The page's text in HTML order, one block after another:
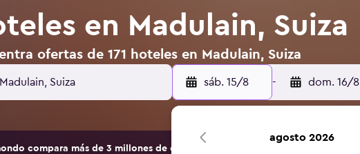
en Madulain, Suiza
ofertas de 171 hoteles en Madulain, Suiza
sáb. 15/8 - dom. 16/8
compara más de 3 millones de opciones de hoteles y alojamientos.
agosto 2026